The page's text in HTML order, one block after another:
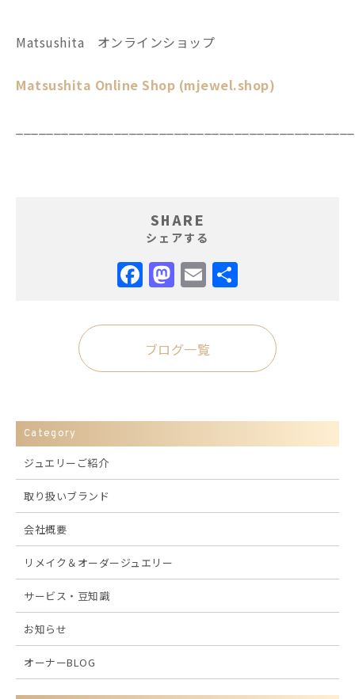
Matsushita オンラインショップ
Matsushita Online Shop (mjewel.shop)
SHARE
シェアする
Facebook
Mastodon
Email
ブログ一覧
Category
ジュエリーご紹介
取り扱いブランド
会社概要
リメイク＆オーダージュエリー
サービス・豆知識
お知らせ
オーナーBLOG